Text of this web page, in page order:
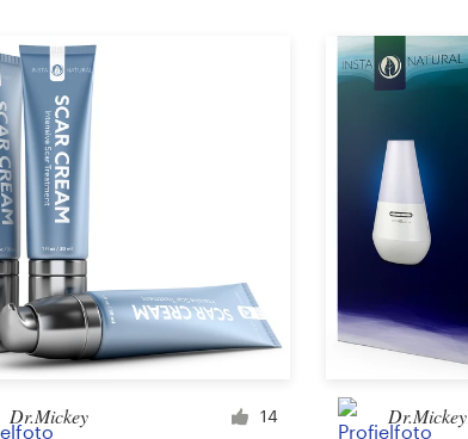
T-shirt
Dr.Mickey 14 Dr.Mickey